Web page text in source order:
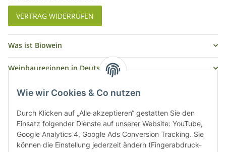
Wie wir Cookies & Co nutzen
Durch Klicken auf „Alle akzeptieren“ gestatten Sie den
Einsatz folgender Dienste auf unserer Website: YouTube,
Google Analytics 4, Google Ads Conversion Tracking. Sie
können die Einstellung jederzeit ändern (Fingerabdruck-
VERTRAG WIDERRUFEN
Was ist Biowein
Weinbauregionen in Deutschland
Weinbauregionen und Weinbaugebiete in Österreich
Weiße Rebsorten
Rote Rebsorten